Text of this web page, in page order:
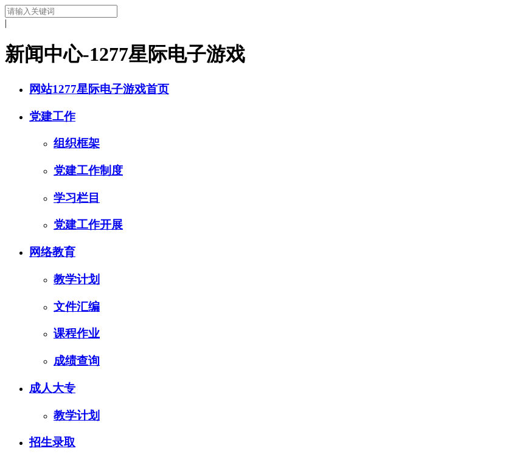
|
新闻中心-1277星际电子游戏
网站1277星际电子游戏首页
党建工作
组织框架
党建工作制度
学习栏目
党建工作开展
网络教育
教学计划
文件汇编
课程作业
成绩查询
成人大专
教学计划
招生录取